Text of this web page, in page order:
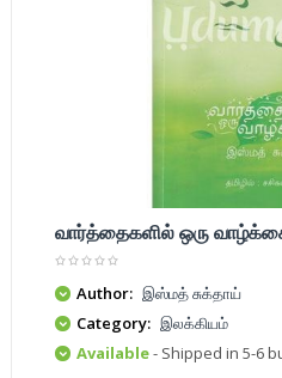
வார்த்தைகளில் ஒரு
Author: இஸ்மத் சுக்தாய்
Category: இலக்கியம்
Available- Shipped in 5-6